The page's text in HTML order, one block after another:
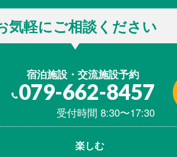
気軽にご相談ください
宿泊施設・交流施設予約
079-662-8457
受付時間 8:30〜17:30
楽しむ